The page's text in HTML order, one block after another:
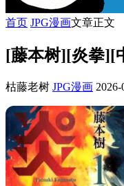
首页 JPG漫画文章正文
[藤本树][炎拳][
枯藤老树 JPG漫画 2026-